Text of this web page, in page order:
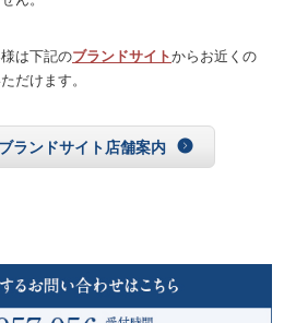
は下記のブランドサイトからお近くの
だけます。
ブランドサイト店舗案内